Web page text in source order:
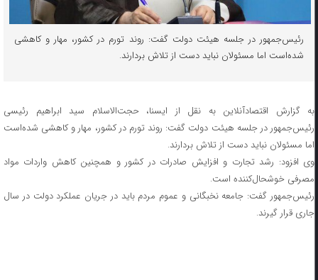
رئیس‌جمهور در جلسه هیئت ‌دولت گفت: روند تورم در کشور، مهار و کاهشی
شده‌است اما مسئولان نباید دست از تلاش بردارند.
به گزارش اقتصادآنلاین به نقل از ایسنا، حجت‌الاسلام سید ابراهیم رئیسی
رئیس‌جمهور در جلسه هیئت ‌دولت گفت: روند تورم در کشور، مهار و کاهشی شده‌است
اما مسئولان نباید دست از تلاش بردارند.
وی افزود: رشد تجارت و افزایش صادرات در کشور و همچنین کاهش واردات مواد
مصرفی خوشحال‌کننده است.
رئیس‌جمهور گفت: جامعه نخبگانی و عموم مردم باید در جریان عملکرد دولت در سال
جاری قرار گیرند.